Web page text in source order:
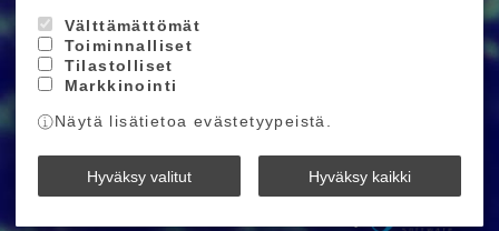
Välttämättömät
Toiminnalliset
Tilastolliset
Markkinointi
Näytä lisätietoa evästetyypeistä.
Hyväksy valitut Hyväksy kaikki
Hyväksyn henkilötietojen tallentamisen (
Ride More © 2026